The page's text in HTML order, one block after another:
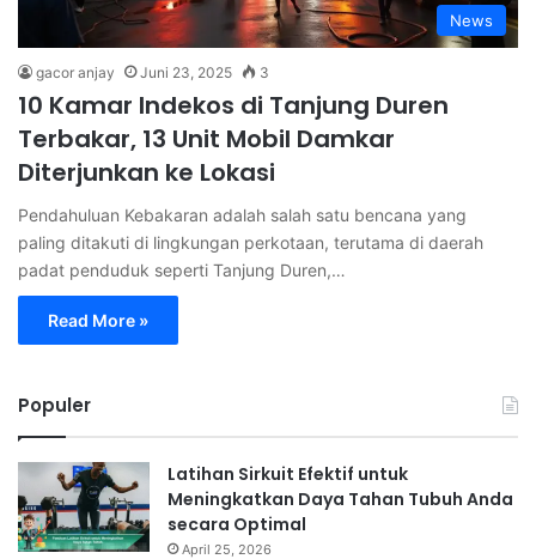
News
gacor anjay Juni 23, 2025 3
10 Kamar Indekos di Tanjung Duren
Terbakar, 13 Unit Mobil Damkar
Diterjunkan ke Lokasi
Pendahuluan Kebakaran adalah salah satu bencana yang
paling ditakuti di lingkungan perkotaan, terutama di daerah
padat penduduk seperti Tanjung Duren,…
Read More »
Populer
Latihan Sirkuit Efektif untuk
Meningkatkan Daya Tahan Tubuh Anda
secara Optimal
April 25, 2026